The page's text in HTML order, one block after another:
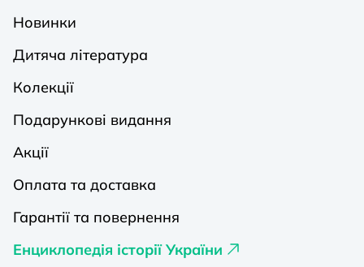
Новинки
Дитяча література
Колекції
Подарункові видання
Акції
Оплата та доставка
Гарантії та повернення
Енциклопедія історії України